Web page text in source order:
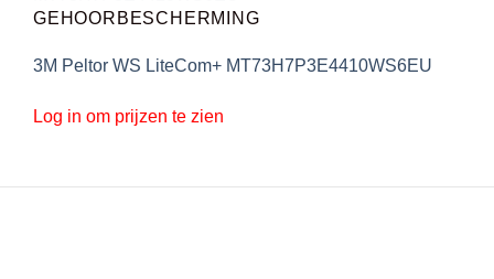
GEHOORBESCHERMING
3M Peltor WS LiteCom+ MT73H7P3E4410WS6EU
Log in om prijzen te zien